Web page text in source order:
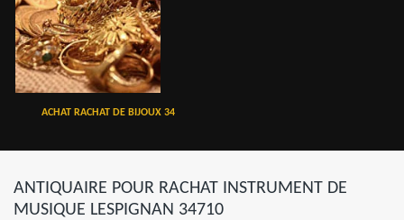
ACHAT RACHAT DE BIJOUX 34
ANTIQUAIRE POUR RACHAT INSTRUMENT DE
MUSIQUE LESPIGNAN 34710